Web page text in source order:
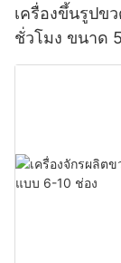
เครื่องขึ้นรูปข
ชั่วโมง ขนาด
แกลลอน